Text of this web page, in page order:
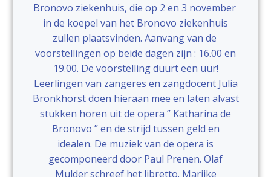
Bronovo ziekenhuis, die op 2 en 3 november
in de koepel van het Bronovo ziekenhuis
zullen plaatsvinden. Aanvang van de
voorstellingen op beide dagen zijn : 16.00 en
19.00. De voorstelling duurt een uur!
Leerlingen van zangeres en zangdocent Julia
Bronkhorst doen hieraan mee en laten alvast
stukken horen uit de opera ” Katharina de
Bronovo ” en de strijd tussen geld en
idealen. De muziek van de opera is
gecomponeerd door Paul Prenen. Olaf
Mulder schreef het libretto. Marijke